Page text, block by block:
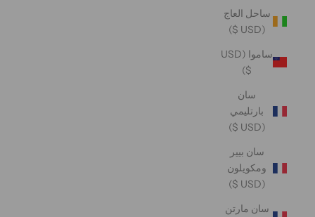
ساحل العاج
(USD $)
ساموا (USD
$)
سان
بارتليمي
(USD $)
سان بيير
ومكويلون
(USD $)
سان مارتن